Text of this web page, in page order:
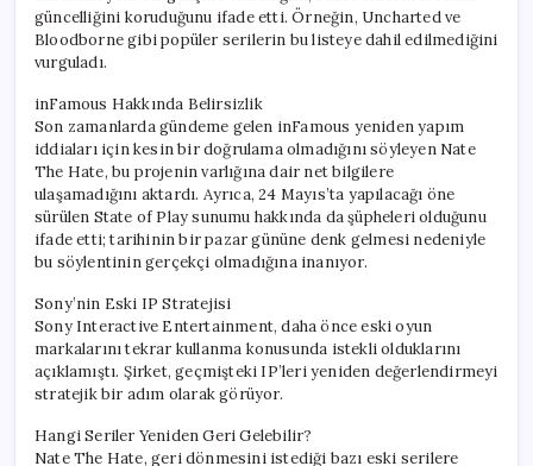
güncelliğini koruduğunu ifade etti. Örneğin, Uncharted ve
Bloodborne gibi popüler serilerin bu listeye dahil edilmediğini
vurguladı.
inFamous Hakkında Belirsizlik
Son zamanlarda gündeme gelen inFamous yeniden yapım
iddiaları için kesin bir doğrulama olmadığını söyleyen Nate
The Hate, bu projenin varlığına dair net bilgilere
ulaşamadığını aktardı. Ayrıca, 24 Mayıs’ta yapılacağı öne
sürülen State of Play sunumu hakkında da şüpheleri olduğunu
ifade etti; tarihinin bir pazar gününe denk gelmesi nedeniyle
bu söylentinin gerçekçi olmadığına inanıyor.
Sony’nin Eski IP Stratejisi
Sony Interactive Entertainment, daha önce eski oyun
markalarını tekrar kullanma konusunda istekli olduklarını
açıklamıştı. Şirket, geçmişteki IP’leri yeniden değerlendirmeyi
stratejik bir adım olarak görüyor.
Hangi Seriler Yeniden Geri Gelebilir?
Nate The Hate, geri dönmesini istediği bazı eski serilere